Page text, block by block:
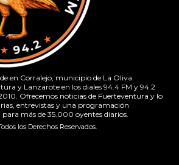
en Corralejo, municipio de La Oliva.
y Lanzarote en los diales 94.4 FM y 94.2
Ofrecemos noticias de Fuerteventura y lo
entrevistas y una programación
más de 35.000 oyentes diarios.
los Derechos Reservados.